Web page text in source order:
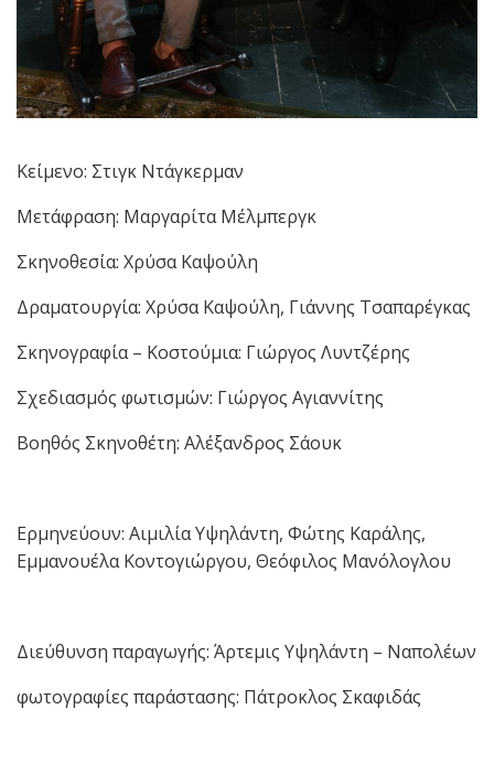
Κείμενο: Στιγκ Ντάγκερμαν
Μετάφραση: Μαργαρίτα Μέλμπεργκ
Σκηνοθεσία: Χρύσα Καψούλη
Δραματουργία: Χρύσα Καψούλη, Γιάννης Τσαπαρέγκας
Σκηνογραφία – Κοστούμια: Γιώργος Λυντζέρης
Σχεδιασμός φωτισμών: Γιώργος Αγιαννίτης
Βοηθός Σκηνοθέτη: Αλέξανδρος Σάουκ
Ερμηνεύουν: Αιμιλία Υψηλάντη, Φώτης Καράλης,
Εμμανουέλα Κοντογιώργου, Θεόφιλος Μανόλογλου
Διεύθυνση παραγωγής: Άρτεμις Υψηλάντη – Ναπολέων
φωτογραφίες παράστασης: Πάτροκλος Σκαφιδάς